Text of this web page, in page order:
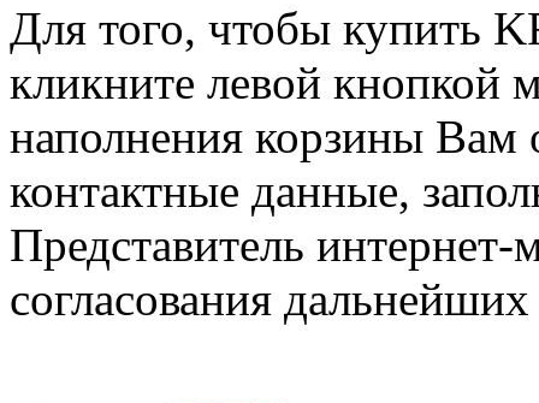
Для того, чтобы купить
кликните левой
наполнения корзины Вам
контактные данные,
Представитель
согласования